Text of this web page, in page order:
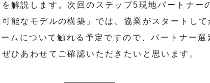
解説します。次回のステップ5現地パートナー
能なモデルの構築」では、協業がスタートし
ムについて触れる予定ですので、パートナー選
ひあわせてご確認いただきたいと思います。